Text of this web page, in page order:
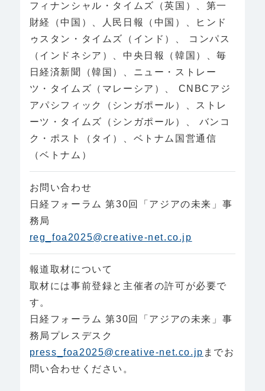
フィナンシャル・タイムズ（英国）、第一
財経（中国）、人民日報（中国）、ヒンド
ゥスタン・タイムズ（インド）、 コンパス
（インドネシア）、中央日報（韓国）、毎
日経済新聞（韓国）、ニュー・ストレー
ツ・タイムズ（マレーシア）、 CNBCアジ
アパシフィック（シンガポール）、ストレ
ーツ・タイムズ（シンガポール）、 バンコ
ク・ポスト（タイ）、ベトナム国営通信
（ベトナム）
お問い合わせ
日経フォーラム 第30回「アジアの未来」事
務局
reg_foa2025@creative-net.co.jp
報道取材について
取材には事前登録と主催者の許可が必要で
す。
日経フォーラム 第30回「アジアの未来」事
務局プレスデスク
press_foa2025@creative-net.co.jp までお
問い合わせください。